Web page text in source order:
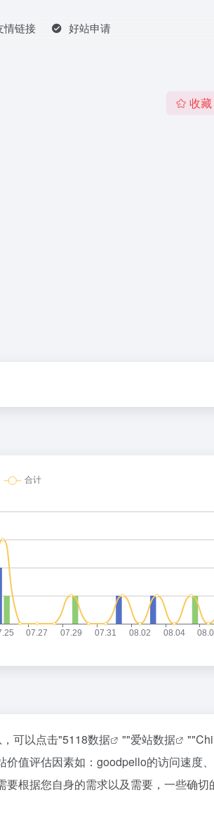
情链接 好站申请
收藏
可以点击"5118数据 ""爱站数据 ""
值评估因素如：goodpello的访问速度
根据您自身的需求以及需要，一些确切